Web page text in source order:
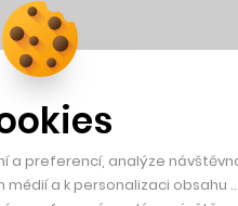
a preferencí, analýze
a k personalizaci obsahu …